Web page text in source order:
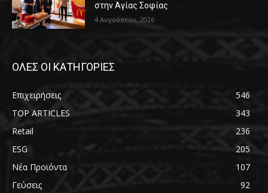
στην Αγίας Σοφίας
4 Αυγούστου, 2026
ΟΛΕΣ ΟΙ ΚΑΤΗΓΟΡΙΕΣ
Επιχειρήσεις
546
TOP ARTICLES
343
Retail
236
ESG
205
Νέα Προϊόντα
107
Γεύσεις
92